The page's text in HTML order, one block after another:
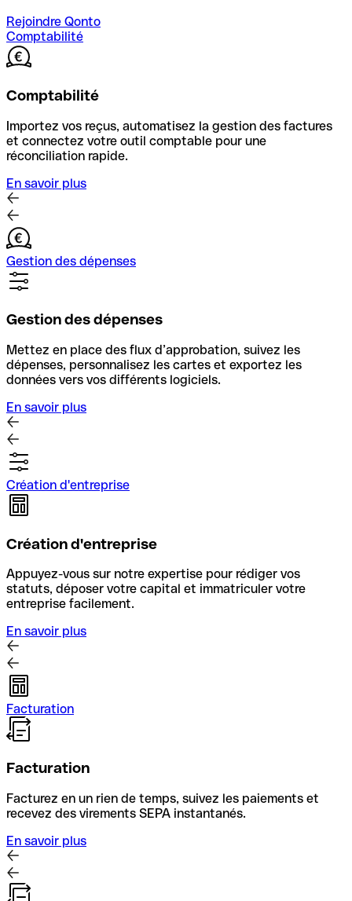
Rejoindre Qonto
Comptabilité
Comptabilité
Importez vos reçus, automatisez la gestion des factures
et connectez votre outil comptable pour une
réconciliation rapide.
En savoir plus
Gestion des dépenses
Gestion des dépenses
Mettez en place des flux d’approbation, suivez les
dépenses, personnalisez les cartes et exportez les
données vers vos différents logiciels.
En savoir plus
Création d'entreprise
Création d'entreprise
Appuyez-vous sur notre expertise pour rédiger vos
statuts, déposer votre capital et immatriculer votre
entreprise facilement.
En savoir plus
Facturation
Facturation
Facturez en un rien de temps, suivez les paiements et
recevez des virements SEPA instantanés.
En savoir plus